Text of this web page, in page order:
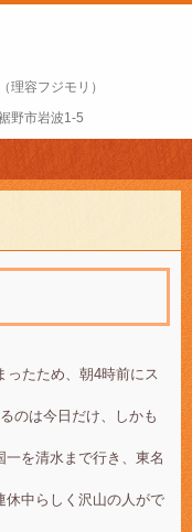
理容フジモリ）
野市岩波1-5
ったため、朝4時前にス
のは今日だけ、しかも
を清水まで行き、東名
休中らしく沢山の人がで